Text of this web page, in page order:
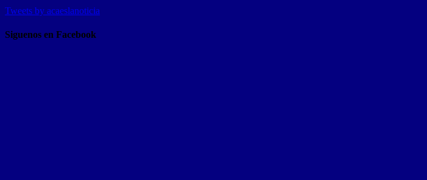
Tweets by acaeslanoticia
Siguenos en Facebook